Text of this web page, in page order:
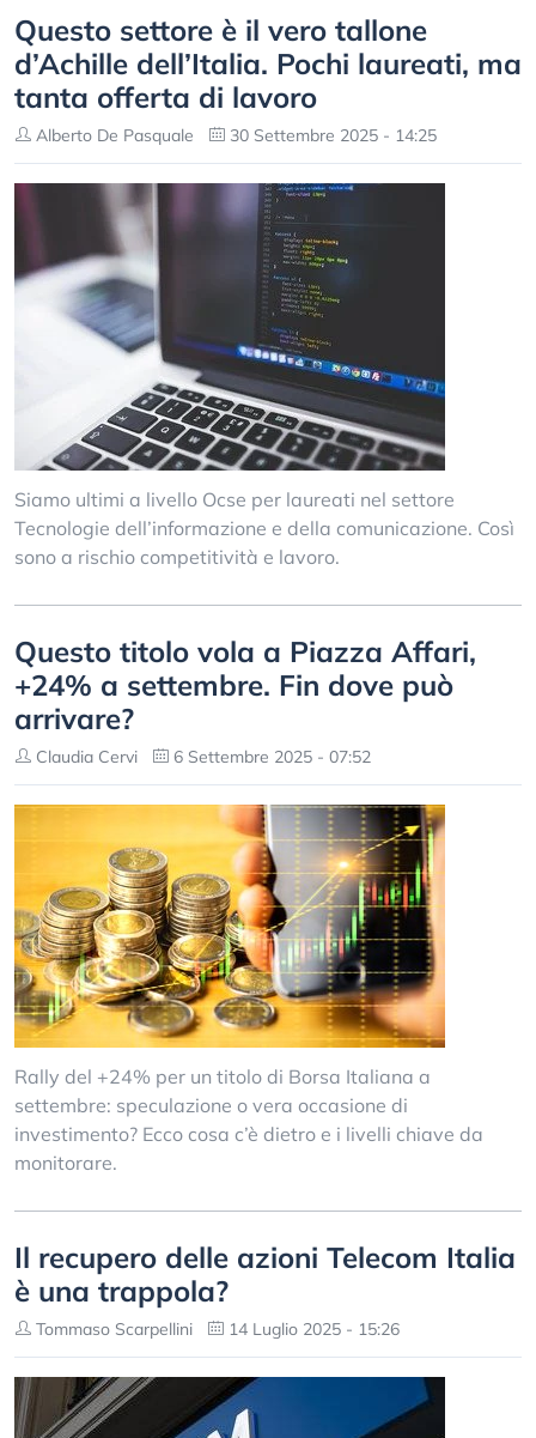
Questo settore è il vero tallone
d’Achille dell’Italia. Pochi laureati, ma
tanta offerta di lavoro
Alberto De Pasquale 30 Settembre 2025 - 14:25
Siamo ultimi a livello Ocse per laureati nel settore
Tecnologie dell’informazione e della comunicazione. Così
sono a rischio competitività e lavoro.
Questo titolo vola a Piazza Affari,
+24% a settembre. Fin dove può
arrivare?
Claudia Cervi 6 Settembre 2025 - 07:52
Rally del +24% per un titolo di Borsa Italiana a
settembre: speculazione o vera occasione di
investimento? Ecco cosa c’è dietro e i livelli chiave da
monitorare.
Il recupero delle azioni Telecom Italia
è una trappola?
Tommaso Scarpellini 14 Luglio 2025 - 15:26